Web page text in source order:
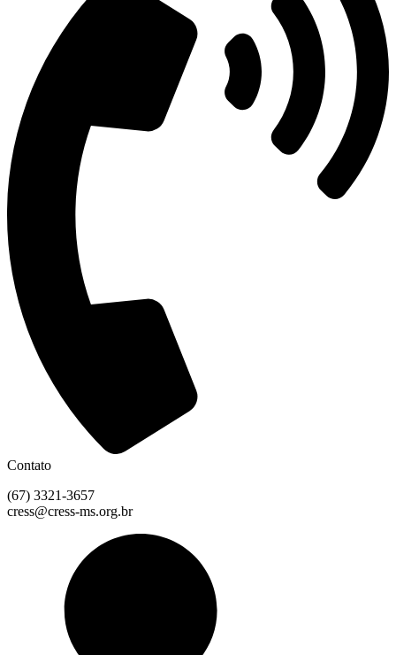
Contato
(67) 3321-3657
cress@cress-ms.org.br